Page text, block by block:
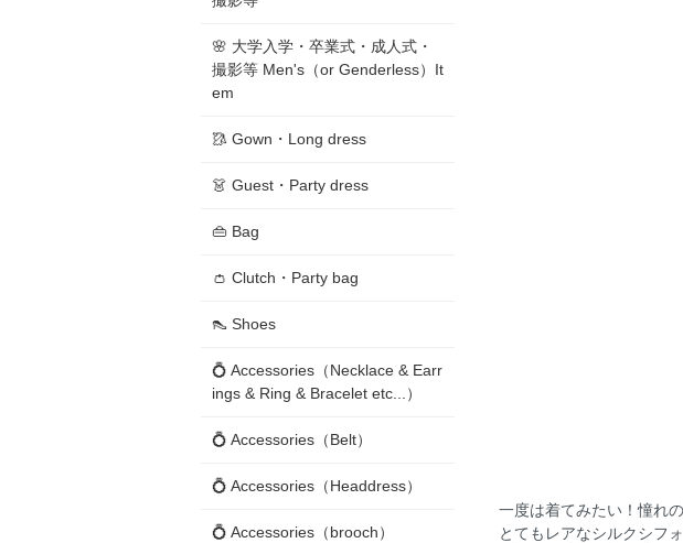
一度は着てみたい！憧れ
とてもレアなシルクシフ
🌸 大学入学・卒業式・成人式・
撮影等 Men's（or Genderless）It
em
🥻 Gown・Long dress
👗 Guest・Party dress
👜 Bag
👛 Clutch・Party bag
👠 Shoes
💍 Accessories（Necklace & Earr
ings & Ring & Bracelet etc...）
💍 Accessories（Belt）
💍 Accessories（Headdress）
💍 Accessories（brooch）